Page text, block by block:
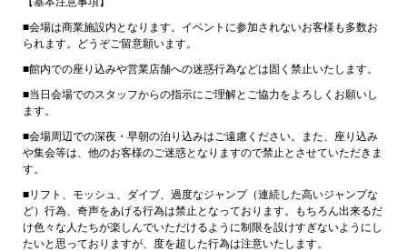
■会場は商業施設内となります。イベントに参加されないお客様も多数お
られます。どうぞご留意願います。
■館内での座り込みや営業店舗への迷惑行為などは固く禁止いたします。
■当日会場でのスタッフからの指示にご理解とご協力をよろしくお願いし
ます。
■会場周辺での深夜・早朝の泊り込みはご遠慮ください。また、座り込み
や集会等は、他のお客様のご迷惑となりますので禁止とさせていただきま
す。
■リフト、モッシュ、ダイブ、過度なジャンプ（連続した高いジャンプな
ど）行為、奇声をあげる行為は禁止となっております。もちろん出来るだ
け色々な人たちが楽しんでいただけるように制限を設けすぎないようにし
たいと思っておりますが、度を超した行為は注意いたします。